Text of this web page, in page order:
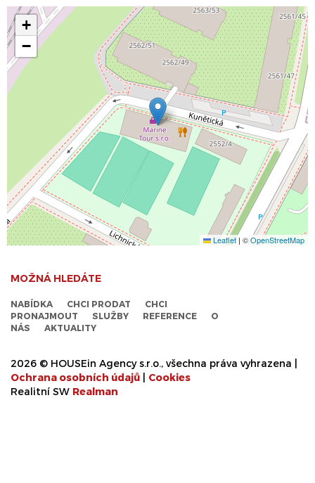
+
−
Leaflet | ©OpenStreetMap
MOŽNÁ HLEDÁTE
NABÍDKA CHCI PRODAT
CHCI
PRONAJMOUT
SLUŽBY REFERENCE
O
NÁS
AKTUALITY
2026 © HOUSEin Agency s.r.o., všechna práva vyhrazena |
Ochrana osobních údajů
Cookies
Realitní SW Realman